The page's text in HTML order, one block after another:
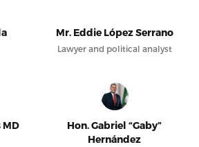
Mr. Eddie López Serrano
Lawyer and political analyst
MD
Hon. Gabriel “Gaby”
Hernández